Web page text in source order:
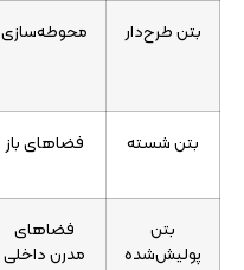
بتن طرح‌دار محوطه‌سازی
بتن شسته فضاهای باز
بتن
پولیش‌شده
فضاهای
مدرن داخلی